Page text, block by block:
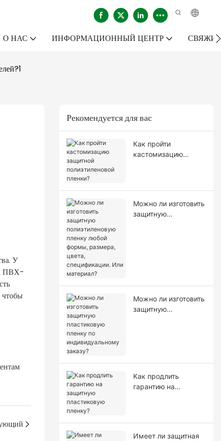
О НАС ИНФОРМАЦИОННЫЙ ЦЕНТР
У
ПВХ-
чтобы
Рекомендуется для вас
Как пройти
кастомизацию
Можно ли изготовить
защитную
Можно ли изготовить
защитную
Как продлить
гарантию на
Имеет ли защитная